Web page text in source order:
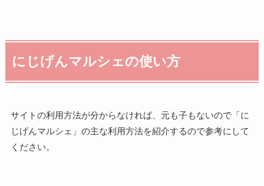
にじげんマルシェの使い方
サイトの利用方法が分からなければ、元も子もないので「に
じげんマルシェ」の主な利用方法を紹介するので参考にして
ください。